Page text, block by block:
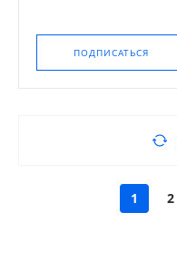
ПОДПИСАТЬСЯ
1 2